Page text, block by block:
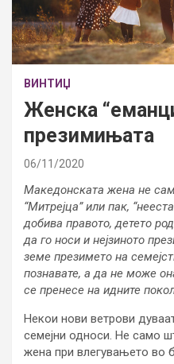
ВИНТИЏ
Женска
презимињата
06/11/2020
Македонската жена не
“Митрејца” или пак,
добива правото, детето
да го носи и нејзиното
земе презимето на
познавате, а да не може
се пренесе на идните
Некои нови ветрови
семејни односи. Не само
жена при влегувањето во